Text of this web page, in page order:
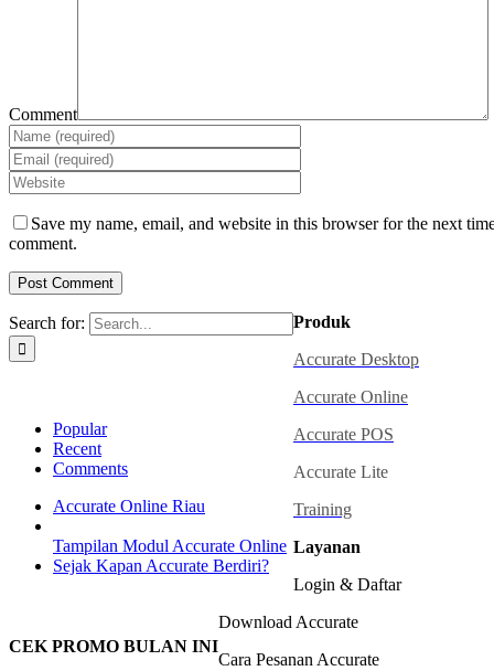
Comment
Save my name, email, and website in this browser for the next
comment.
Search for:
Popular
Recent
Comments
Accurate Online Riau
Tampilan Modul Accurate Online
Sejak Kapan Accurate Berdiri?
CEK PROMO BULAN INI
Produk
Accurate Desktop
Accurate Online
Accurate POS
Accurate Lite
Training
Layanan
Login & Daftar
Download Accurate
Cara Pesanan Accurate